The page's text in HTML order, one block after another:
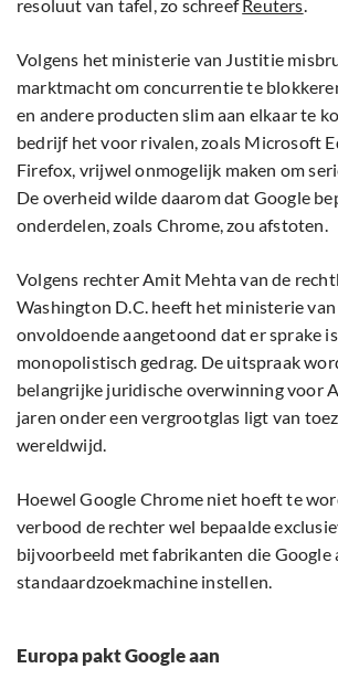
resoluut van tafel, zo schreefReuters.
Volgens het ministerie van Justitie
marktmacht om concurrentie te
en andere producten slim aan elkaar te
bedrijf het voor rivalen, zoals Microsoft
Firefox, vrijwel onmogelijk maken om
De overheid wilde daarom dat Google
onderdelen, zoals Chrome, zou afstoten.
Volgens rechter Amit Mehta van de
Washington D.C. heeft het ministerie
onvoldoende aangetoond dat er sprake
monopolistisch gedrag. De uitspraak
belangrijke juridische overwinning voor
jaren onder een vergrootglas ligt van
wereldwijd.
Hoewel Google Chrome niet hoeft te
verbood de rechter wel bepaalde
bijvoorbeeld met fabrikanten die Google
standaardzoekmachine instellen.
Europa pakt Google aan